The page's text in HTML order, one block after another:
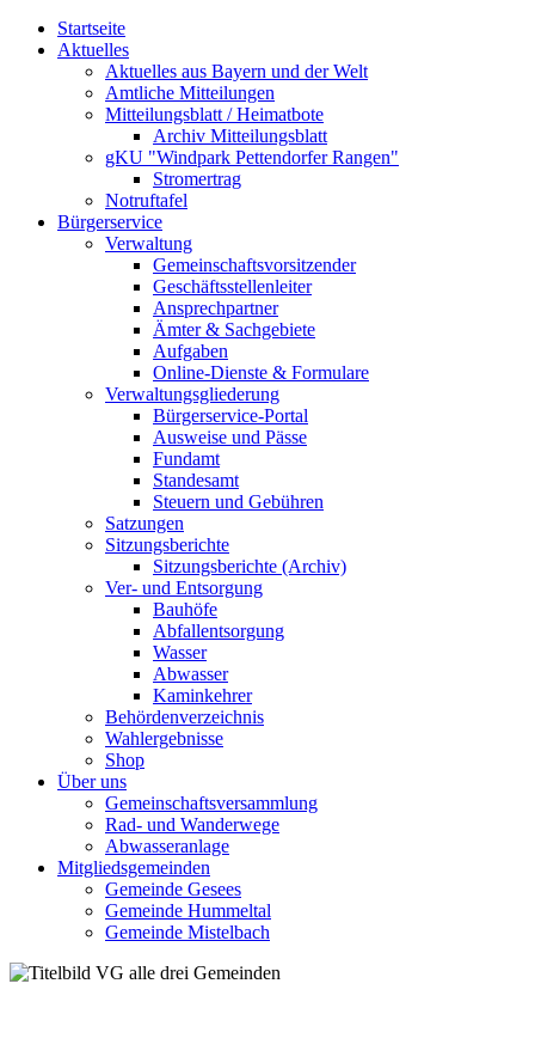
Startseite
Aktuelles
Aktuelles aus Bayern und der Welt
Amtliche Mitteilungen
Mitteilungsblatt / Heimatbote
Archiv Mitteilungsblatt
gKU "Windpark Pettendorfer Rangen"
Stromertrag
Notruftafel
Bürgerservice
Verwaltung
Gemeinschaftsvorsitzender
Geschäftsstellenleiter
Ansprechpartner
Ämter & Sachgebiete
Aufgaben
Online-Dienste & Formulare
Verwaltungsgliederung
Bürgerservice-Portal
Ausweise und Pässe
Fundamt
Standesamt
Steuern und Gebühren
Satzungen
Sitzungsberichte
Sitzungsberichte (Archiv)
Ver- und Entsorgung
Bauhöfe
Abfallentsorgung
Wasser
Abwasser
Kaminkehrer
Behördenverzeichnis
Wahlergebnisse
Shop
Über uns
Gemeinschaftsversammlung
Rad- und Wanderwege
Abwasseranlage
Mitgliedsgemeinden
Gemeinde Gesees
Gemeinde Hummeltal
Gemeinde Mistelbach